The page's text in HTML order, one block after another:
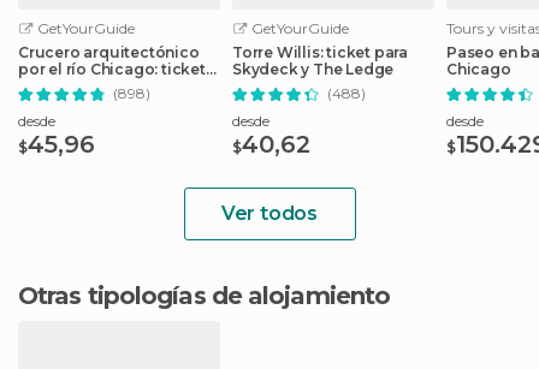
GetYourGuide
Crucero arquitectónico
por el río Chicago: ticket
sin colas
(898)
desde
$45,96
GetYourGuide
Torre Willis: ticket para
Skydeck y The Ledge
(488)
desde
$40,62
Tours y
Paseo en
Chicago
desde
$
Ver todos
Otras tipologías de alojamiento